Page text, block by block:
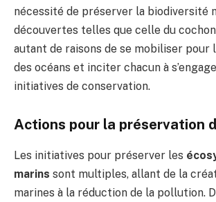
nécessité de préserver la biodiversité
découvertes telles que celle du
autant de raisons de se mobiliser
des océans et inciter chacun à
initiatives de conservation.
Actions pour la préservation
Les initiatives pour préserver les
marins sont multiples, allant de la
marines à la réduction de la pollution.